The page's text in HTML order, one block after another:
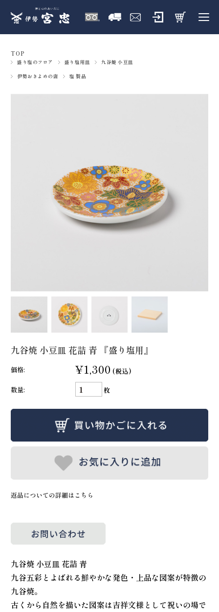
TOP
盛り塩のフロア 盛り塩用皿 九谷焼 小豆皿
伊勢おきよめの店 塩 製品
九谷焼 小豆皿 花詰 青 『盛り塩用』
価格: ¥1,300 (税込)
数量:
枚
返品についての詳細はこちら
九谷焼 小豆皿 花詰 青
九谷五彩とよばれる鮮やかな発色・上品な図案が特徴の
九谷焼。
古くから自然を描いた図案は吉祥文様として祝いの場で